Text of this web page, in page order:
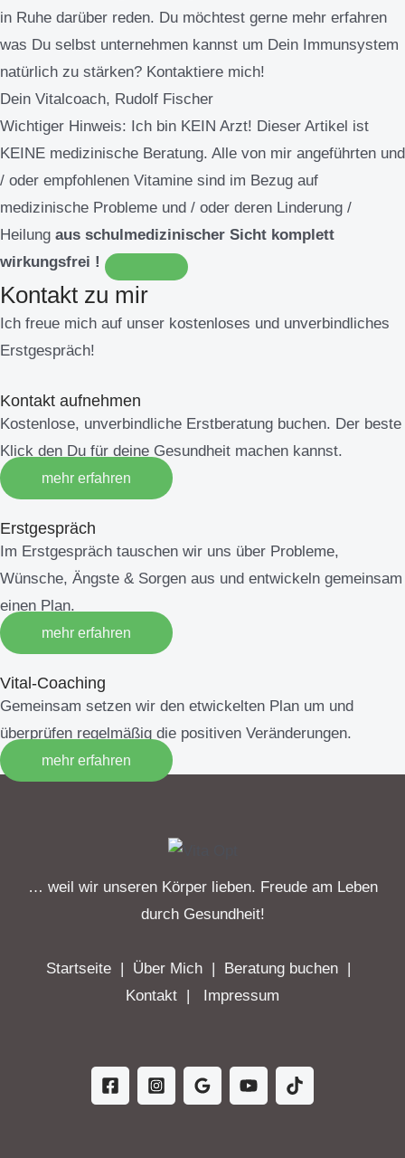
in Ruhe darüber reden. Du möchtest gerne mehr erfahren
was Du selbst unternehmen kannst um Dein Immunsystem
natürlich zu stärken? Kontaktiere mich!
Dein Vitalcoach, Rudolf Fischer
Wichtiger Hinweis: Ich bin KEIN Arzt! Dieser Artikel ist
KEINE medizinische Beratung. Alle von mir angeführten und
/ oder empfohlenen Vitamine sind im Bezug auf
medizinische Probleme und / oder deren Linderung /
Heilung aus schulmedizinischer Sicht komplett
wirkungsfrei !
Kontakt zu mir
Ich freue mich auf unser kostenloses und unverbindliches
Erstgespräch!
Kontakt aufnehmen
Kostenlose, unverbindliche Erstberatung buchen. Der beste
Klick den Du für deine Gesundheit machen kannst.
mehr erfahren
Erstgespräch
Im Erstgespräch tauschen wir uns über Probleme,
Wünsche, Ängste & Sorgen aus und entwickeln gemeinsam
einen Plan.
mehr erfahren
Vital-Coaching
Gemeinsam setzen wir den etwickelten Plan um und
überprüfen regelmäßig die positiven Veränderungen.
mehr erfahren
… weil wir unseren Körper lieben. Freude am Leben
durch Gesundheit!
Startseite | Über Mich | Beratung buchen |
Kontakt | Impressum